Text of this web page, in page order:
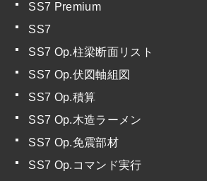
SS7 Premium
SS7
SS7 Op.柱梁断面リスト
SS7 Op.伏図軸組図
SS7 Op.積算
SS7 Op.木造ラーメン
SS7 Op.免震部材
SS7 Op.コマンド実行